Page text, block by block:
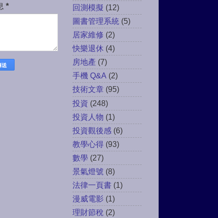
* 回測模擬 (12)
圖書管理系統 (5)
居家維修 (2)
快樂退休 (4)
房地產 (7)
手機 Q&A (2)
技術文章 (95)
投資 (248)
投資人物 (1)
投資觀後感 (6)
教學心得 (93)
數學 (27)
景氣燈號 (8)
法律一頁書 (1)
漫威電影 (1)
理財節稅 (2)